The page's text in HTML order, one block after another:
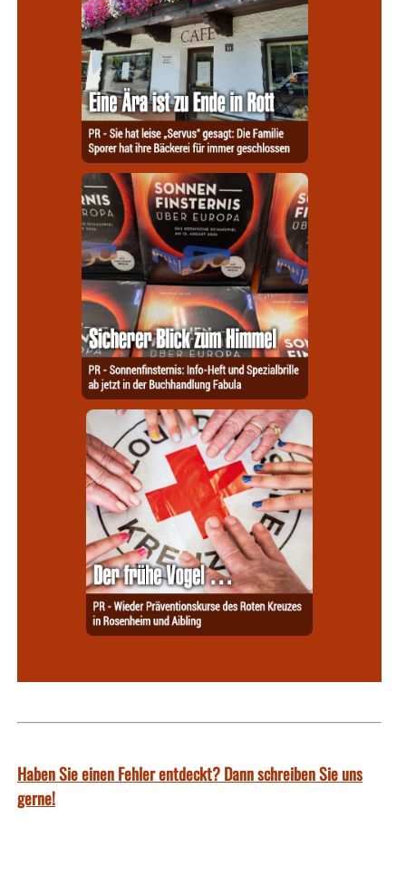
Haben Sie einen Fehler entdeckt? Dann schreiben Sie uns
gerne!